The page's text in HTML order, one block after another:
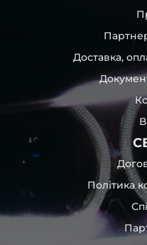
Доставка,
Політика